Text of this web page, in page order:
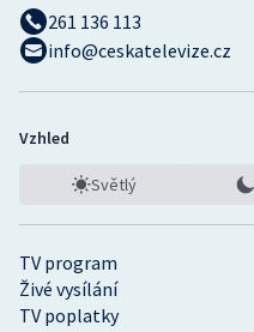
TV program
Živé vysílání
TV poplatky
261 136 113
info@ceskatelevize.cz
Vzhled
Světlý